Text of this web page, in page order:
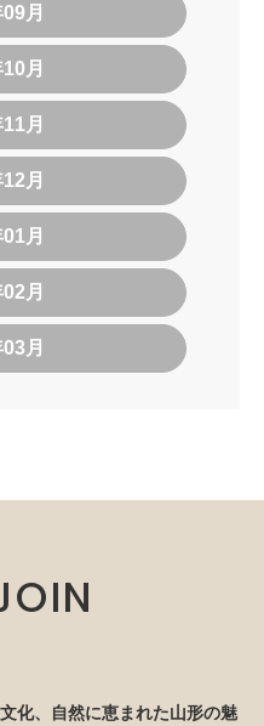
月
月
月
月
月
月
月
化、自然に恵まれた山形の魅